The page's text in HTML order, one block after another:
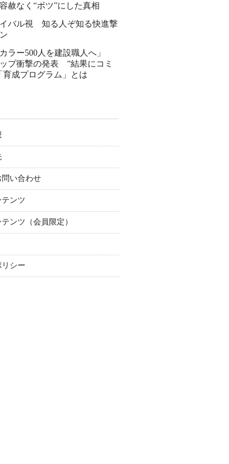
赦なく“ボツ”にした真相
バル視 知る人ぞ知る快進撃
ラー500人を建設職人へ」
プ衝撃の発表 “結果にコミ
育成プログラム」とは
い合わせ
ンツ
ンツ（会員限定）
シー